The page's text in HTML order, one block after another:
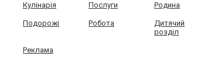
Кулінарія Послуги Родина
Подорожі Робота
Дитячий
розділ
Реклама